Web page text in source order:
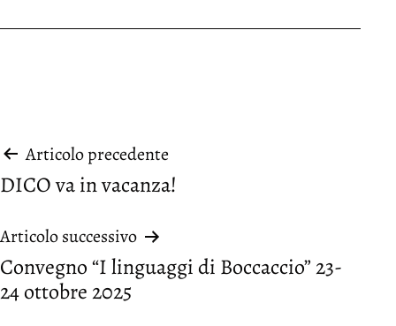
Navigazione
articoli
Articolo precedente
DICO va in vacanza!
Articolo successivo
Convegno “I linguaggi di Boccaccio” 23-
24 ottobre 2025